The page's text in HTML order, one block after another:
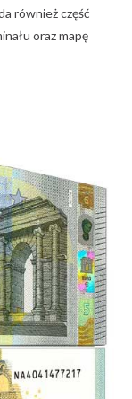
również część
oraz mapę